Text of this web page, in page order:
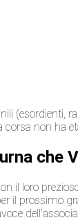
(esordienti,
non ha
che
il loro
il prossimo